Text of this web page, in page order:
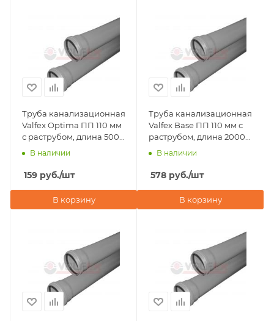
Труба канализационная
Valfex Optima ПП 110 мм
с раструбом, длина 500
ммВ наличии
159 руб./шт
В корзину
Труба канализационная
Valfex Base ПП 110 мм с
раструбом, длина 2000
ммВ наличии
578 руб./шт
В корзину